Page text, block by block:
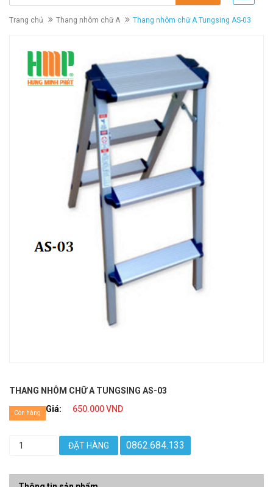
Trang chủ Thang nhôm chữ A Thang nhôm chữ A Tungsing AS-03
THANG NHÔM CHỮ A TUNGSING AS-03
Giá:
650.000 VND
Còn hàng
ĐẶT HÀNG 0862.684.133